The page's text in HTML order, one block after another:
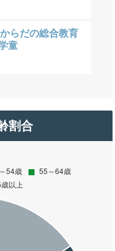
らだの総合教育
童
割合